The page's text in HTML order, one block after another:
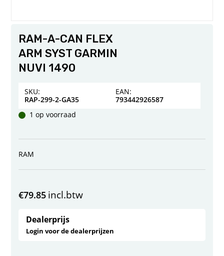
RAM-A-CAN FLEX
ARM SYST GARMIN
NUVI 1490
SKU:
RAP-299-2-GA35
EAN:
793442926587
1 op voorraad
RAM
€79.85 incl.btw
Dealerprijs
Login voor de dealerprijzen